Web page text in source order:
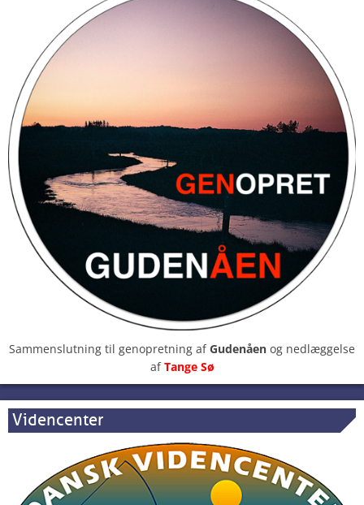
Sammenslutning til genopretning afGudenåen og nedlæggelse
afTange Sø
Videncenter